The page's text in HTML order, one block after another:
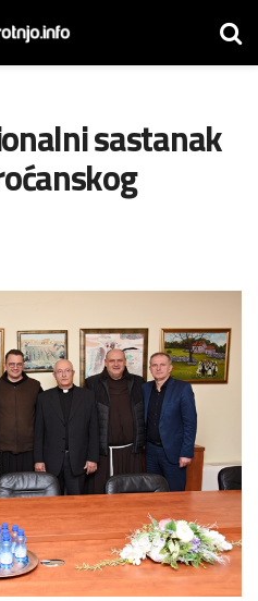
sastanak